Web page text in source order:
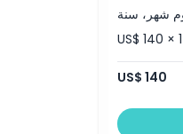
شهر، سنة
US$ 140 × 1
US$ 140